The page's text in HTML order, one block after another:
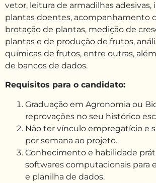
vetor, leitura de armadilhas adesivas,
plantas doentes, acompanhamento
brotação de plantas, medição de
plantas e de produção de frutos,
químicas de frutos, entre outras,
de bancos de dados.
Requisitos para o candidato:
Graduação em Agronomia ou
reprovações no seu histórico
Não ter vínculo empregatício e
por semana ao projeto.
Conhecimento e habilidade
softwares computacionais para
e planilha de dados.